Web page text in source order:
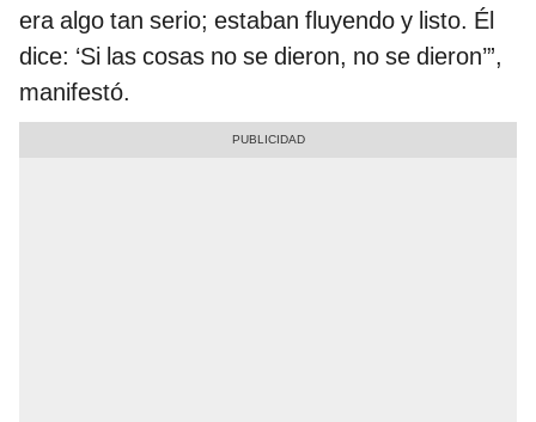
era algo tan serio; estaban fluyendo y listo. Él
dice: ‘Si las cosas no se dieron, no se dieron’”,
manifestó.